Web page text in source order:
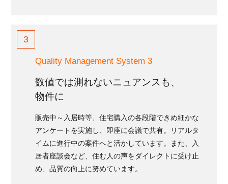
3
Quality Management System 3
数値では測れないニュアンスも、
物件に
販売中～入居時等、住宅購入の各段階できめ細かな
アンケートを実施し、即座に会議で共有。リアルタ
イムに進行中の案件へと活かしています。また、入
居者座談会など、住む人の声をダイレクトに受け止
め、品質の向上に努めています。